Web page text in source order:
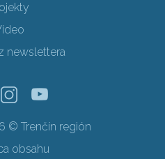
newslettera
© Trenčín región
obsahu